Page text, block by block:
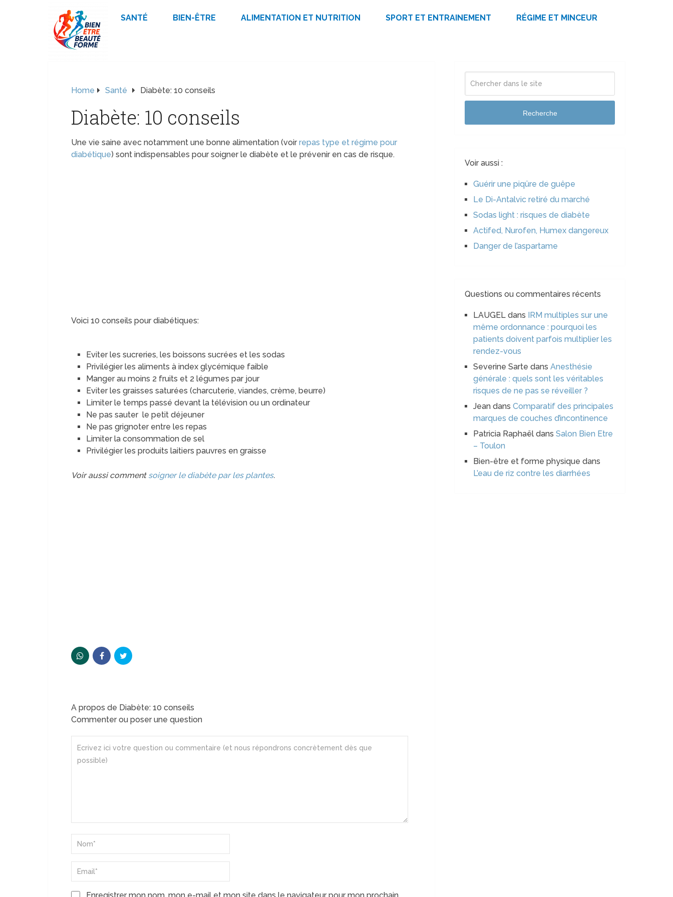
SANTÉ BIEN-ÊTRE ALIMENTATION ET NUTRITION SPORT ET ENTRAINEMENT RÉGIME ET MINCEUR
Home Santé Diabète: 10 conseils
Diabète: 10 conseils
Une vie saine avec notamment une bonne alimentation (voir repas type et régime pour
diabétique) sont indispensables pour soigner le diabète et le prévenir en cas de risque.
Voici 10 conseils pour diabétiques:
Eviter les sucreries, les boissons sucrées et les sodas
Privilégier les aliments à index glycémique faible
Manger au moins 2 fruits et 2 légumes par jour
Eviter les graisses saturées (charcuterie, viandes, crème, beurre)
Limiter le temps passé devant la télévision ou un ordinateur
Ne pas sauter le petit déjeuner
Ne pas grignoter entre les repas
Limiter la consommation de sel
Privilégier les produits laitiers pauvres en graisse
Voir aussi comment soigner le diabète par les plantes.
A propos de Diabète: 10 conseils
Commenter ou poser une question
Recherche
Voir aussi :
Guérir une piqûre de guêpe
Le Di-Antalvic retiré du marché
Sodas light : risques de diabète
Actifed, Nurofen, Humex dangereux
Danger de l’aspartame
Questions ou commentaires récents
LAUGEL dans IRM multiples sur une
même ordonnance : pourquoi les
patients doivent parfois multiplier les
rendez-vous
Severine Sarte dansAnesthésie
générale : quels sont les véritables
risques de ne pas se réveiller ?
Jean dansComparatif des principales
marques de couches d’incontinence
Patricia Raphaël dansSalon Bien Etre
– Toulon
Bien-être et forme physique dans
L’eau de riz contre les diarrhées